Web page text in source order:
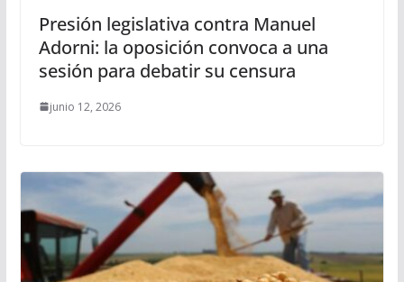
Presión legislativa contra Manuel
Adorni: la oposición convoca a una
sesión para debatir su censura
junio 12, 2026